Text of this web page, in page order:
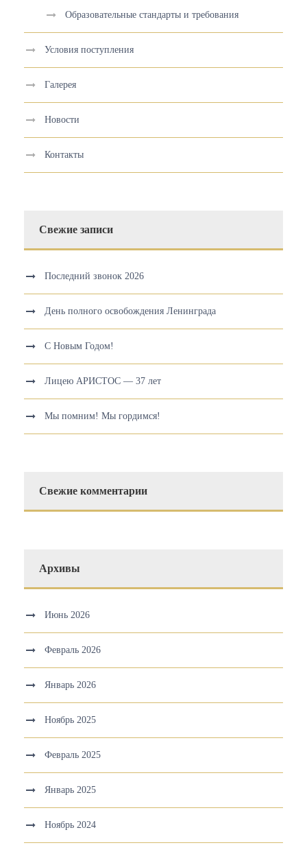
Образовательные стандарты и требования
Условия поступления
Галерея
Новости
Контакты
Свежие записи
Последний звонок 2026
День полного освобождения Ленинграда
С Новым Годом!
Лицею АРИСТОС — 37 лет
Мы помним! Мы гордимся!
Свежие комментарии
Архивы
Июнь 2026
Февраль 2026
Январь 2026
Ноябрь 2025
Февраль 2025
Январь 2025
Ноябрь 2024